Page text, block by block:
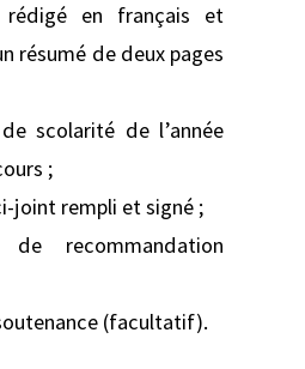
en français et
résumé de deux pages
scolarité de l’année
;
joint rempli et signé ;
recommandation
(facultatif).